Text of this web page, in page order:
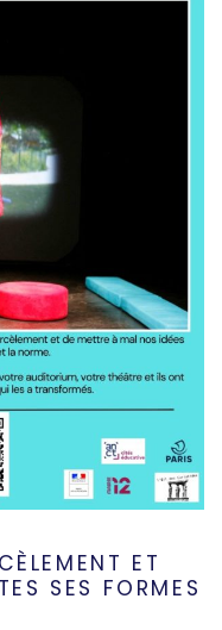
ET
SES FORMES